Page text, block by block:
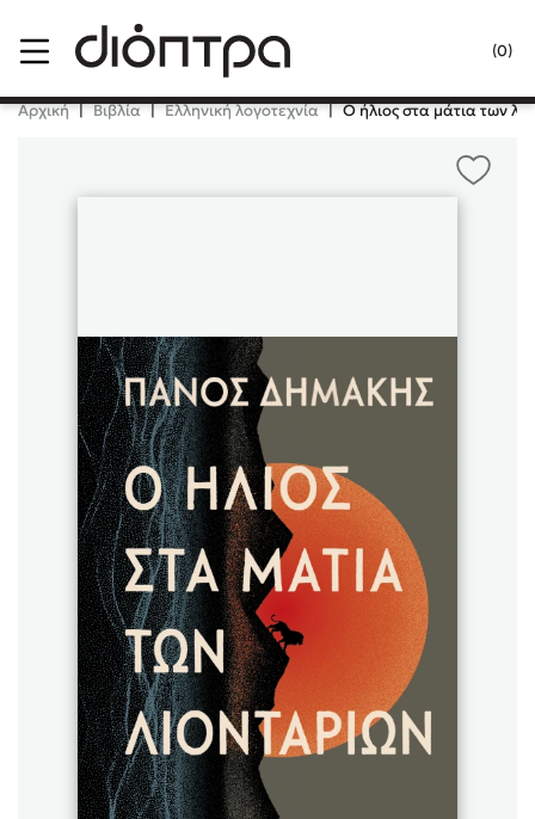
(0)
Κλείσιμο
Δημοφιλή Βιβλία
Χάρης Πολίτης
Καθρέφτης
Sebastian Fitzek
Playlist
Αρχική | Βιβλία | Ελληνική λογοτεχνία | Ο ήλιος στα μάτια των